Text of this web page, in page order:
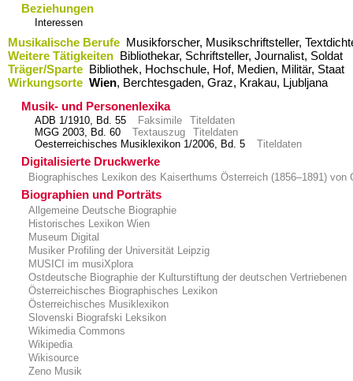
Beziehungen
Interessen
Musikalische Berufe Musikforscher, Musikschriftsteller,
Weitere Tätigkeiten Bibliothekar, Schriftsteller, Journalist, Soldat
Träger/Sparte Bibliothek, Hochschule, Hof, Medien, Militär, Staat
Wirkungsorte Wien,​ Berchtesgaden,​ Graz,​ Krakau,​ Ljubljana
Musik- und Personenlexika
ADB 1/1910, Bd. 55 Faksimile
Titeldaten
MGG 2003, Bd. 60
Textauszug
Titeldaten
Oesterreichisches Musiklexikon 1/2006, Bd. 5
Titeldaten
Digitalisierte Druckwerke
Biographisches Lexikon des Kaiserthums Österreich (1856–1891) von
Biographien und Porträts
Allgemeine Deutsche Biographie
Historisches Lexikon Wien
Museum Digital
Musiker Profiling der Universität Leipzig
MUSICI im musiXplora
Ostdeutsche Biographie der Kulturstiftung der deutschen Vertriebenen
Österreichisches Biographisches Lexikon
Österreichisches Musiklexikon
Slovenski Biografski Leksikon
Wikimedia Commons
Wikipedia
Wikisource
Zeno Musik